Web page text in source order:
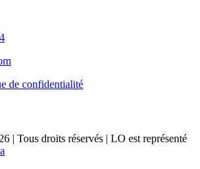
de confidentialité
| Tous droits réservés | LO est représenté